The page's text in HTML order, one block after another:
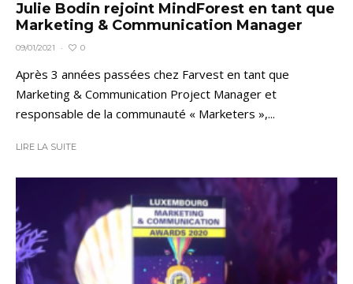
Julie Bodin rejoint MindForest en tant que
Marketing & Communication Manager
09/01/2021 · 0
Après 3 années passées chez Farvest en tant que
Marketing & Communication Project Manager et
responsable de la communauté « Marketers »,...
LIRE LA SUITE